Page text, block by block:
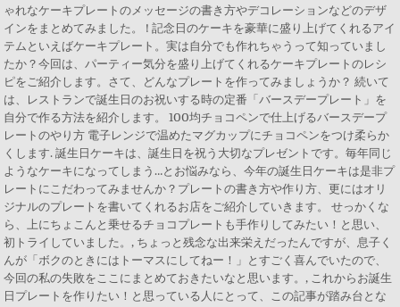
ゃれなケーキプレートのメッセージの書き方やデコレーションなどのデザ
インをまとめてみました。 ! 記念日のケーキを豪華に盛り上げてくれるアイ
テムといえばケーキプレート。実は自分でも作れちゃうって知っていまし
たか？今回は、パーティー気分を盛り上げてくれるケーキプレートのレシ
ピをご紹介します。さて、どんなプレートを作ってみましょうか？ 続いて
は、レストランで誕生日のお祝いする時の定番「バースデープレート」を
自分で作る方法を紹介します。 100均チョコペンで仕上げるバースデープ
レートのやり方 電子レンジで温めたマグカップにチョコペンをつけ柔らか
くします. 誕生日ケーキは、誕生日を祝う大切なプレゼントです。毎年同じ
ようなケーキになってしまう…とお悩みなら、今年の誕生日ケーキは是非プ
レートにこだわってみませんか？プレートの書き方や作り方、更にはオリ
ジナルのプレートを書いてくれるお店をご紹介していきます。 せっかくな
ら、上にちょこんと乗せるチョコプレートも手作りしてみたい！と思い、
初トライしていました。, ちょっと残念な出来栄えだったんですが、息子く
んが「ボクのときにはトーマスにしてねー！」とすごく喜んでいたので、
今回の私の失敗をここにまとめておきたいなと思います。, これからお誕生
日プレートを作りたい！と思っている人にとって、この記事が踏み台とな